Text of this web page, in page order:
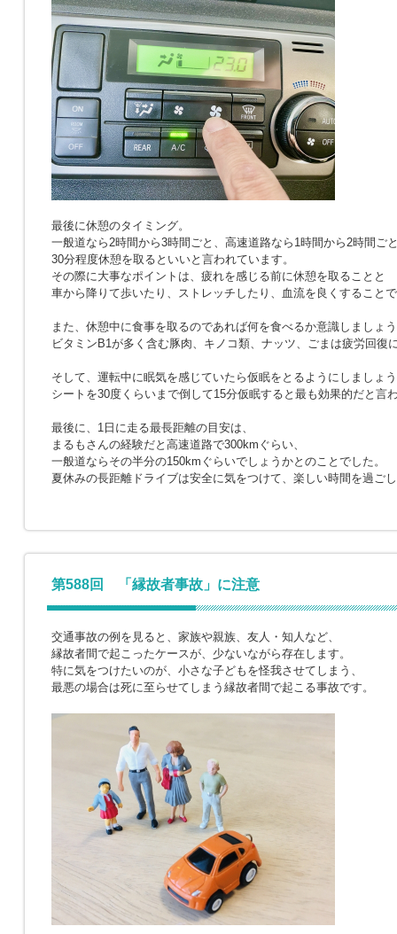
最後に休憩のタイミング。
一般道なら2時間から3時間ごと、高速道路なら1時間から2時間ご
30分程度休憩を取るといいと言われています。
その際に大事なポイントは、疲れを感じる前に休憩を取ることと
車から降りて歩いたり、ストレッチしたり、血流を良くすること
また、休憩中に食事を取るのであれば何を食べるか意識しましょ
ビタミンB1が多く含む豚肉、キノコ類、ナッツ、ごまは疲労回復
そして、運転中に眠気を感じていたら仮眠をとるようにしましょ
シートを30度くらいまで倒して15分仮眠すると最も効果的だと言
最後に、1日に走る最長距離の目安は、
まるもさんの経験だと高速道路で300kmぐらい、
一般道ならその半分の150kmぐらいでしょうかとのことでした。
夏休みの長距離ドライブは安全に気をつけて、楽しい時間を過ご
第588回 「縁故者事故」に注意
交通事故の例を見ると、家族や親族、友人・知人など、
縁故者間で起こったケースが、少ないながら存在します。
特に気をつけたいのが、小さな子どもを怪我させてしまう、
最悪の場合は死に至らせてしまう縁故者間で起こる事故です。